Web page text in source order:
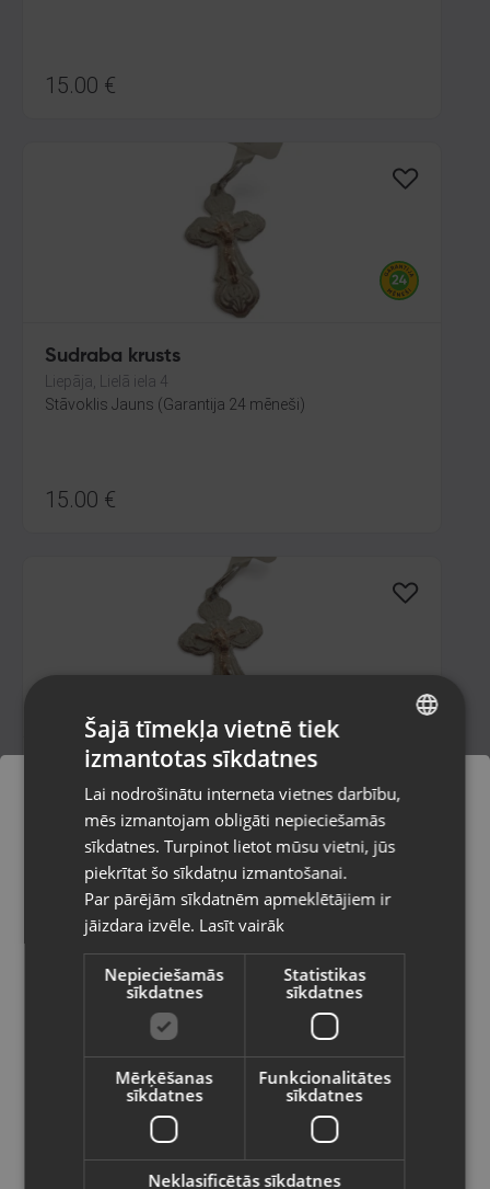
15.00 €
Sudraba krusts
Liepāja, Lielā iela 4
Stāvoklis Jauns (Garantija 24 mēneši)
15.00 €
Sudraba krusts
Liepāja, Lielā iela 4
Stāvoklis Jauns (Garantija 24 mēneši)
15.00€
Sudrabs Kulons
Pasūtījumi tiks piegādāti uz
izvēlēto valsti
Vietnes saturs būs attēlots izvēlētajā
valodā
Valsts
Latviešu / Latvian
RUSSIAN
Šajā tīmekļa vietnē tiek
izmantotas sīkdatnes
Lai nodrošinātu interneta vietnes darbību,
mēs izmantojam obligāti nepieciešamās
sīkdatnes. Turpinot lietot mūsu vietni, jūs
piekrītat šo sīkdatņu izmantošanai.
Par pārējām sīkdatnēm apmeklētājiem ir
jāizdara izvēle. Lasīt vairāk
Nepieciešamās
sīkdatnes
Statistikas
sīkdatnes
Mērķēšanas
sīkdatnes
Funkcionalitātes
sīkdatnes
Neklasificētās sīkdatnes